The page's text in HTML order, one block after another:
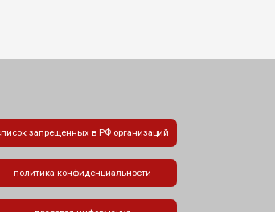
запрещенных в РФ организаций
политика конфиденциальности